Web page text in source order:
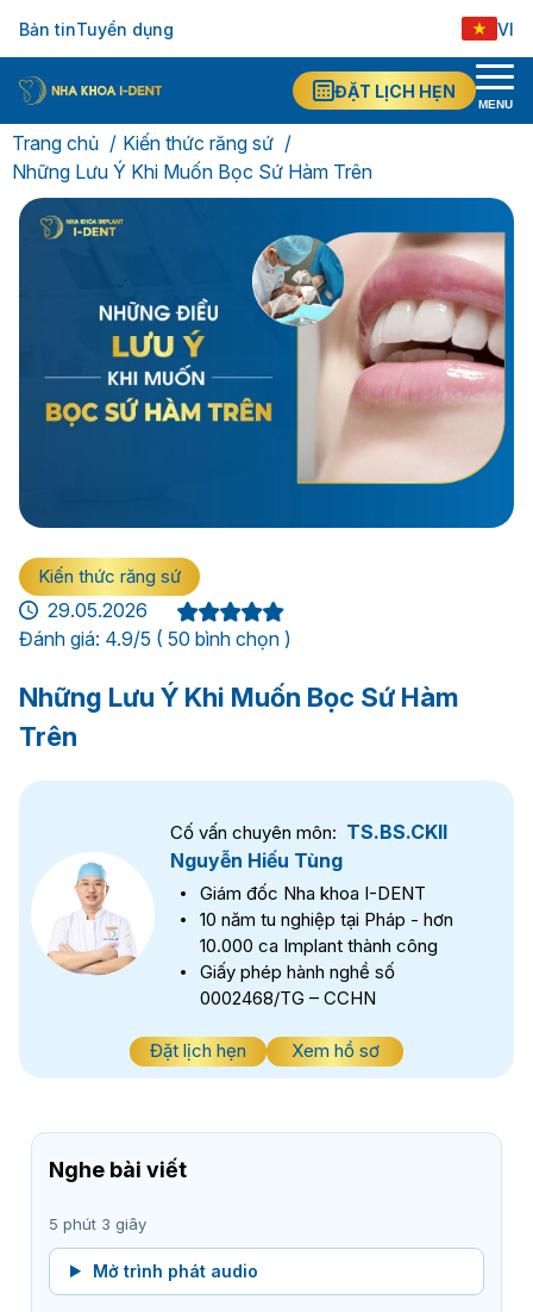
Bản tinTuyển dụng VI
ĐẶT LỊCH HẸN
MENU
Trang chủ
Kiến thức răng sứ
Những Lưu Ý Khi Muốn Bọc Sứ Hàm Trên
Kiến thức răng sứ
29.05.2026
Đánh giá: 4.9/5 ( 50 bình chọn )
Những Lưu Ý Khi Muốn Bọc Sứ Hàm
Trên
Cố vấn chuyên môn: TS.BS.CKII
Nguyễn Hiếu Tùng
Giám đốc Nha khoa I-DENT
10 năm tu nghiệp tại Pháp - hơn
10.000 ca Implant thành công
Giấy phép hành nghề số
0002468/TG – CCHN
Đặt lịch hẹn Xem hồ sơ
Nghe bài viết
5 phút 3 giây
Mở trình phát audio